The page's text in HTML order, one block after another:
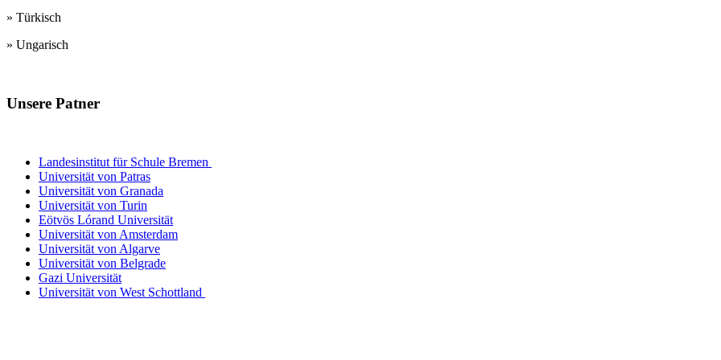
» Türkisch
» Ungarisch
Unsere Patner
Landesinstitut für Schule Bremen
Universität von Patras
Universität von Granada
Universität von Turin
Eötvös Lórand Universität
Universität von Amsterdam
Universität von Algarve
Universität von Belgrade
Gazi Universität
Universität von West Schottland